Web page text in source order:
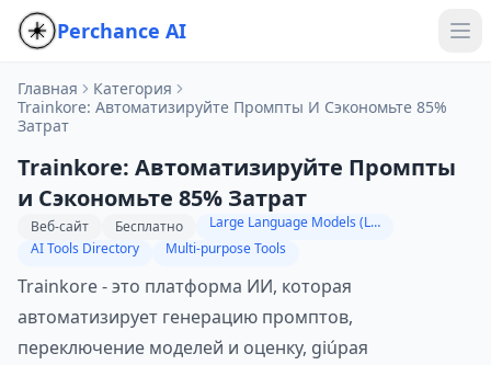
Perchance AI
Главная
Категория
Trainkore: Автоматизируйте Промпты И Сэкономьте 85%
Затрат
Trainkore: Автоматизируйте Промпты
и Сэкономьте 85% Затрат
Веб-сайт Бесплатно
Large Language Models (LLMs)
AI Tools Directory
Multi-purpose Tools
Trainkore - это платформа ИИ, которая
автоматизирует генерацию промптов,
переключение моделей и оценку, giúpая